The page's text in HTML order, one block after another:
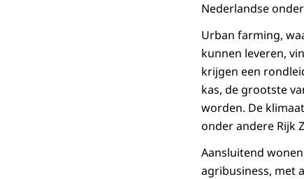
Nederlandse
Urban farming,
kunnen leveren,
krijgen een
kas, de grootste
worden. De
onder andere Rijk
Aansluitend
agribusiness, met